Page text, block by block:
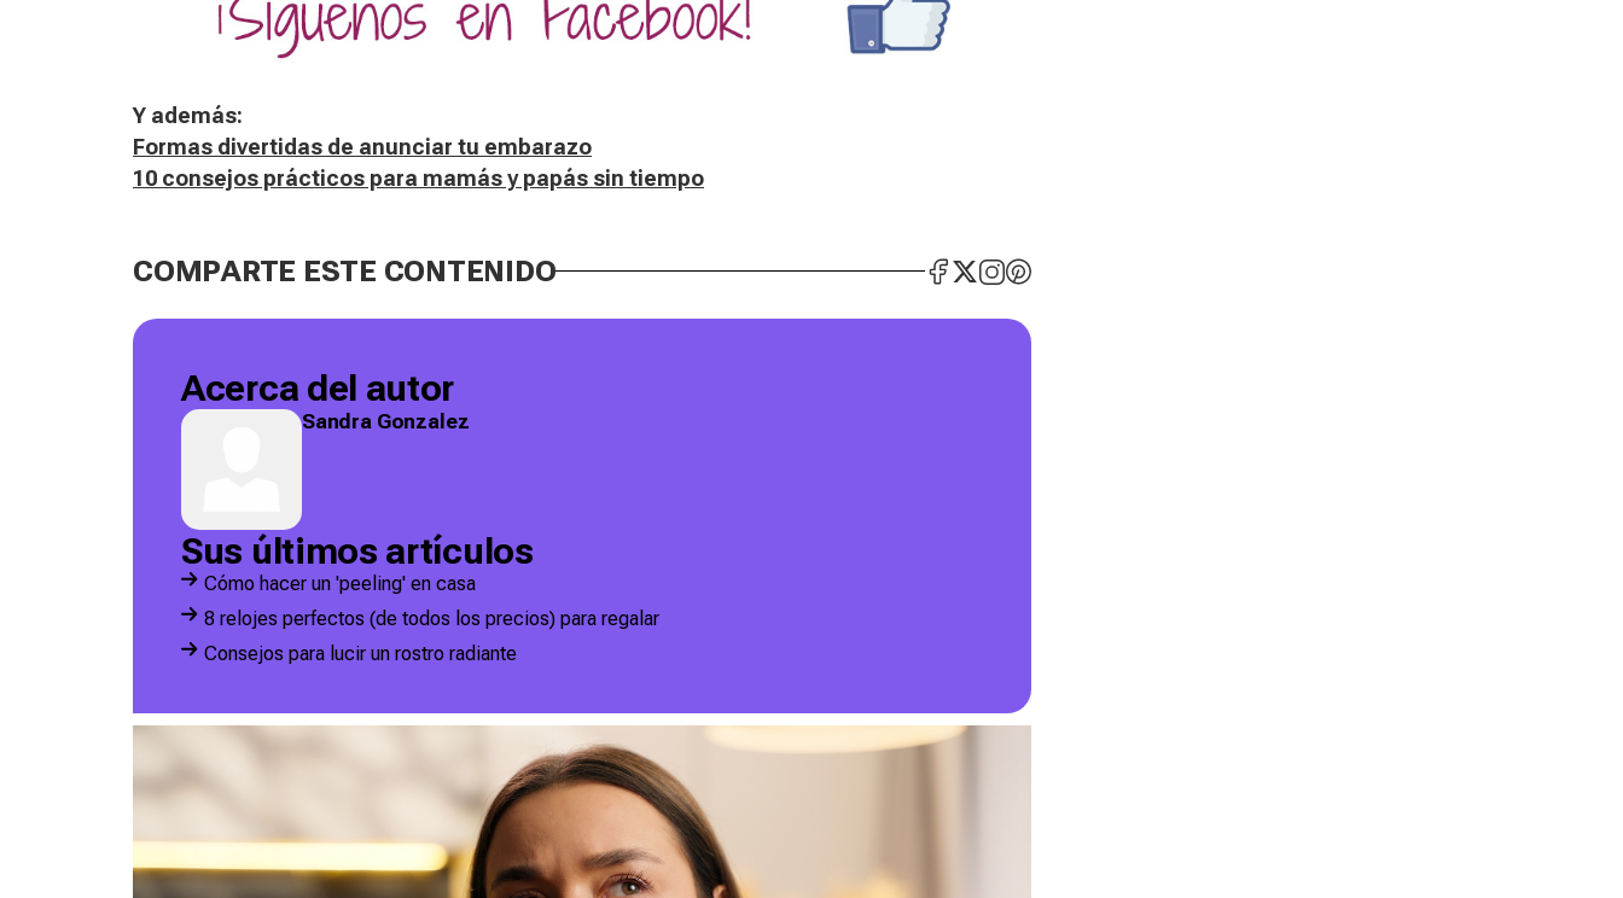
Y además:
Formas divertidas de anunciar tu embarazo
10 consejos prácticos para mamás y papás sin tiempo
COMPARTE ESTE CONTENIDO
Acerca del autor
Sandra Gonzalez
Sus últimos artículos
Cómo hacer un 'peeling' en casa
8 relojes perfectos (de todos los precios) para regalar
Consejos para lucir un rostro radiante